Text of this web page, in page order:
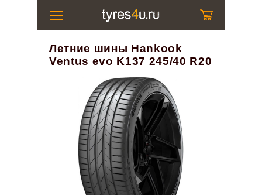
Летние шины Hankook
Ventus evo K137 245/40 R20